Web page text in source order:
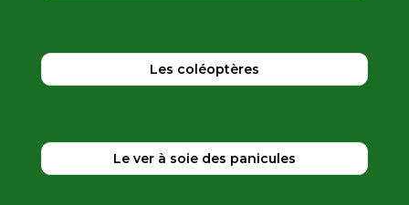
Les coléoptères
Le ver à soie des panicules